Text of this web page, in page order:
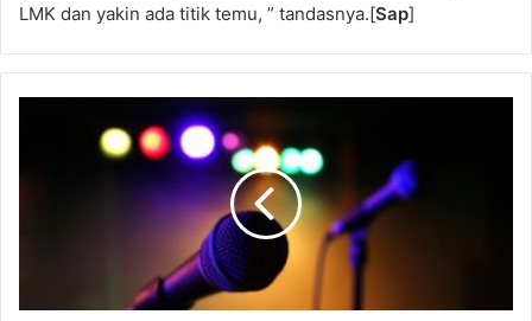
LMK dan yakin ada titik temu, ” tandasnya.[Sap]